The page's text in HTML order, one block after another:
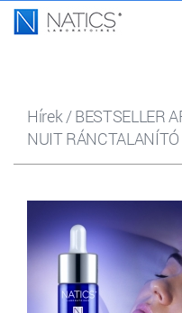
Hírek/BESTSELLER
NUIT